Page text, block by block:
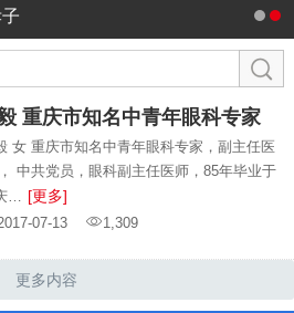
重庆市知名中青年眼科专家
女 重庆市知名中青年眼科专家，副主任医
中共党员，眼科副主任医师，85年毕业于
…
[更多]
07-13 1,309
更多内容